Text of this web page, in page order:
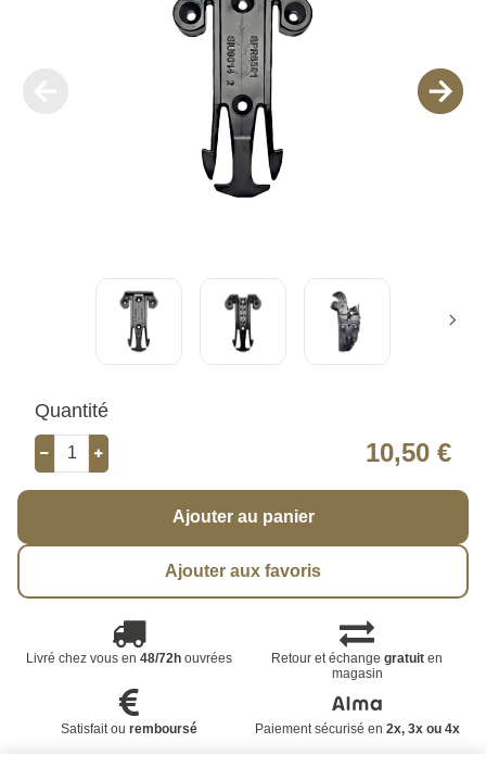
Quantité
10,50 €
Ajouter au panier
Ajouter aux favoris
Livré chez vous en 48/72houvrées Retour et échangegratuit en
magasin
Satisfait ou remboursé Paiement sécurisé en 2x, 3x ou 4x